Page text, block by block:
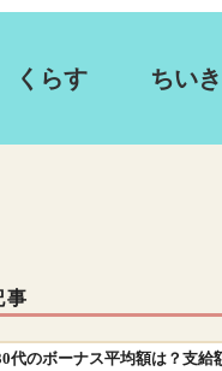
くらす ちいき
事
代のボーナス平均額は？支給